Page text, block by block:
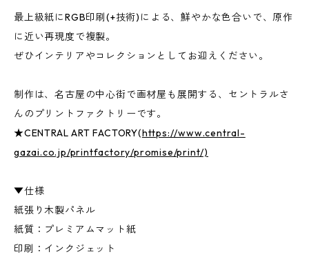
最上級紙にRGB印刷(+技術)による、鮮やかな色合いで、原作
に近い再現度で複製。
ぜひインテリアやコレクションとしてお迎えください。
制作は、名古屋の中心街で画材屋も展開する、セントラルさ
んのプリントファクトリーです。
★CENTRAL ART FACTORY(https://www.central-
gazai.co.jp/printfactory/promise/print/)
▼仕様
紙張り木製パネル
紙質：プレミアムマット紙
印刷：インクジェット